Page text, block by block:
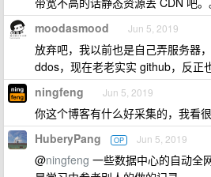
moodasmood Jun 5, 2019
放弃吧，我以前也是自己弄服务器
ddos，现在老老实实 github，反正
ningfeng Jun 5, 2019
你这个博客有什么好采集的，我看
HuberyPang OP Jun 5, 2019
@ningfeng 一些数据中心的自动全